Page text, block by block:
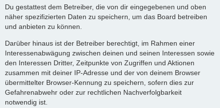
Du gestattest dem Betreiber, die von dir eingegebenen und oben
näher spezifizierten Daten zu speichern, um das Board betreiben
und anbieten zu können.
Darüber hinaus ist der Betreiber berechtigt, im Rahmen einer
Interessenabwägung zwischen deinen und seinen Interessen sowie
den Interessen Dritter, Zeitpunkte von Zugriffen und Aktionen
zusammen mit deiner IP-Adresse und der von deinem Browser
übermittelter Browser-Kennung zu speichern, sofern dies zur
Gefahrenabwehr oder zur rechtlichen Nachverfolgbarkeit
notwendig ist.